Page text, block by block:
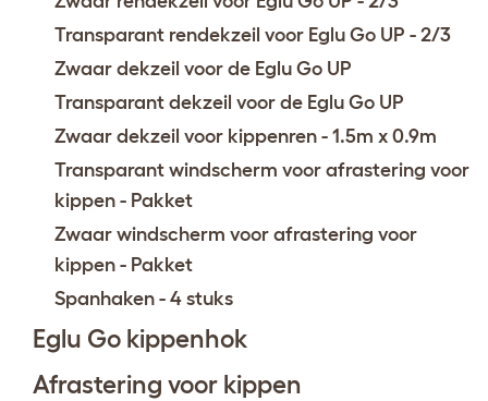
Transparant rendekzeil voor Eglu Go UP - 2/3
Zwaar dekzeil voor de Eglu Go UP
Transparant dekzeil voor de Eglu Go UP
Zwaar dekzeil voor kippenren - 1.5m x 0.9m
Transparant windscherm voor afrastering voor
kippen - Pakket
Zwaar windscherm voor afrastering voor
kippen - Pakket
Spanhaken - 4 stuks
Eglu Go kippenhok
Afrastering voor kippen